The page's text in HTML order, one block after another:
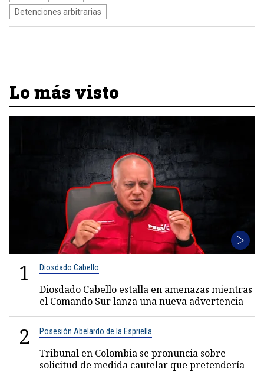
Detenciones arbitrarias
Lo más visto
1 Diosdado Cabello
Diosdado Cabello estalla en amenazas mientras
el Comando Sur lanza una nueva advertencia
2 Posesión Abelardo de la Espriella
Tribunal en Colombia se pronuncia sobre
solicitud de medida cautelar que pretendería